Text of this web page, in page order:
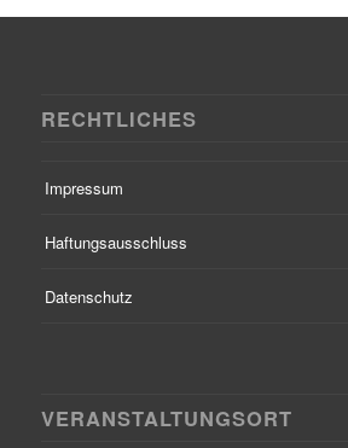
RECHTLICHES
Impressum
Haftungsausschluss
Datenschutz
VERANSTALTUNGSORT